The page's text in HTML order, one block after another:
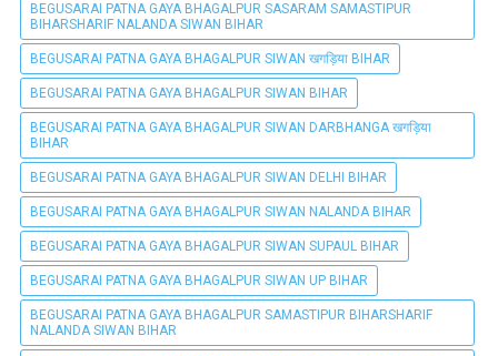
BEGUSARAI PATNA GAYA BHAGALPUR SASARAM SAMASTIPUR
BIHARSHARIF NALANDA SIWAN BIHAR
BEGUSARAI PATNA GAYA BHAGALPUR SIWAN खगड़िया BIHAR
BEGUSARAI PATNA GAYA BHAGALPUR SIWAN BIHAR
BEGUSARAI PATNA GAYA BHAGALPUR SIWAN DARBHANGA खगड़िया
BIHAR
BEGUSARAI PATNA GAYA BHAGALPUR SIWAN DELHI BIHAR
BEGUSARAI PATNA GAYA BHAGALPUR SIWAN NALANDA BIHAR
BEGUSARAI PATNA GAYA BHAGALPUR SIWAN SUPAUL BIHAR
BEGUSARAI PATNA GAYA BHAGALPUR SIWAN UP BIHAR
BEGUSARAI PATNA GAYA BHAGALPUR SAMASTIPUR BIHARSHARIF
NALANDA SIWAN BIHAR